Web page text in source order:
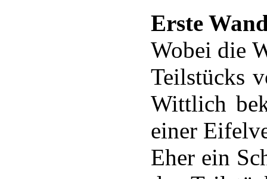
Erste
Wobei die
Teilstücks
Wittlich
einer
Eher ein